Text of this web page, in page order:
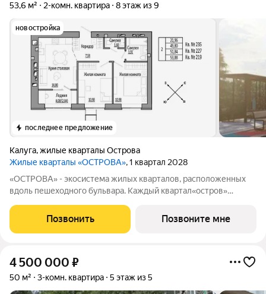
53,6 м² 2-комн. квартира 8 этаж из 9
новостройка
последнее предложение
Калуга,жилые кварталы Острова
Жилые кварталы «ОСТРОВА», 1 квартал 2028
«ОСТРОВА» - экосистема жилых кварталов, расположенных
вдоль пешеходного бульвара. Каждый квартал«остров»
объединенных единым закрытым двором. Концепция 15-ти
минутного города включает детский сад,
Позвонить Позвоните мне
4 500 000 ₽
50 м² 3-комн. квартира 5 этаж из 5